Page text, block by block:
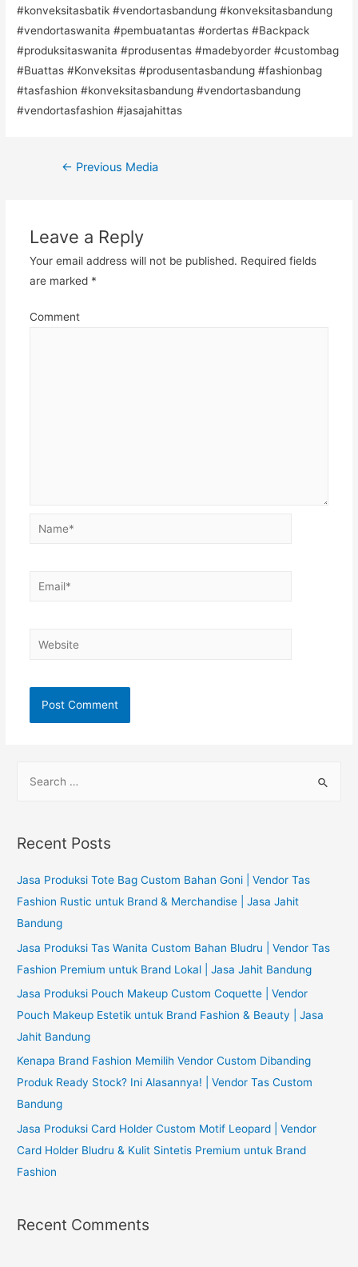
#konveksitasbatik #vendortasbandung #konveksitasbandung
#vendortaswanita #pembuatantas #ordertas #Backpack
#produksitaswanita #produsentas #madebyorder #custombag
#Buattas #Konveksitas #produsentasbandung #fashionbag
#tasfashion #konveksitasbandung #vendortasbandung
#vendortasfashion #jasajahittas
Post← Previous Media
Leave a Reply
Your email address will not be published. Required fields
are marked *
Comment
Name*
Email*
Website
r
h
f
o
:
Recent Posts
Jasa Produksi Tote Bag Custom Bahan Goni | Vendor Tas
Fashion Rustic untuk Brand & Merchandise | Jasa Jahit
Bandung
Jasa Produksi Tas Wanita Custom Bahan Bludru | Vendor Tas
Fashion Premium untuk Brand Lokal | Jasa Jahit Bandung
Jasa Produksi Pouch Makeup Custom Coquette | Vendor
Pouch Makeup Estetik untuk Brand Fashion & Beauty | Jasa
Jahit Bandung
Kenapa Brand Fashion Memilih Vendor Custom Dibanding
Produk Ready Stock? Ini Alasannya! | Vendor Tas Custom
Bandung
Jasa Produksi Card Holder Custom Motif Leopard | Vendor
Card Holder Bludru & Kulit Sintetis Premium untuk Brand
Fashion
Recent Comments